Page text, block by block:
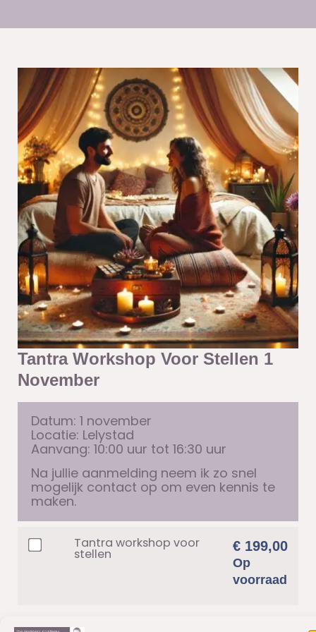
Tantra Workshop Voor Stellen 1
November
Datum: 1 november
Locatie: Lelystad
Aanvang: 10:00 uur tot 16:30 uur
Na jullie aanmelding neem ik zo snel
mogelijk contact op om even kennis te
maken.
Tantra workshop voor
stellen € 199,00
Op
voorraad